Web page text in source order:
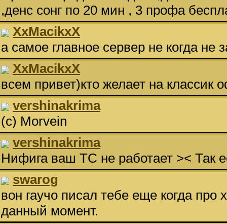
,денс сонг по 20 мин , 3 профа
XxMacikxX
а самое главное сервер не когда не
XxMacikxX
всем привет)кто желает на классик
vershinakrima
(с) Morvein
vershinakrima
Нифига ваш ТС не работает >< Так
swarog
вон гаучо писал тебе еще когда про
данный момент.